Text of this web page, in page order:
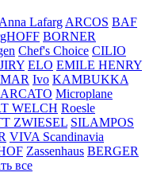
Anna Lafarg ARCOS BAF
BORNER
Chef's Choice CILIO
ELO EMILE HENRY
Ivo KAMBUKKA
Microplane
WELCH Roesle
ZWIESEL SILAMPOS
VIVA Scandinavia
Zassenhaus BERGER
все